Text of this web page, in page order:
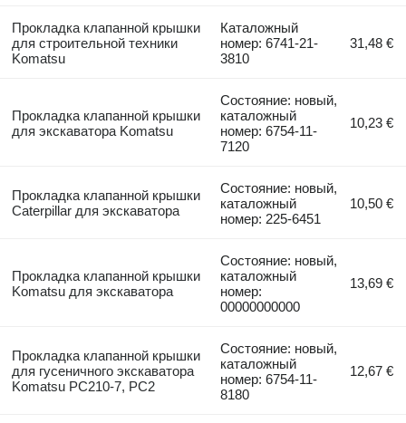
Прокладка клапанной крышки
для строительной техники
Komatsu
Каталожный
номер: 6741-21-
3810
31,48 €
Прокладка клапанной крышки
для экскаватора Komatsu
Состояние: новый,
каталожный
номер: 6754-11-
7120
10,23 €
Прокладка клапанной крышки
Caterpillar для экскаватора
Состояние: новый,
каталожный
номер: 225-6451
10,50 €
Прокладка клапанной крышки
Komatsu для экскаватора
Состояние: новый,
каталожный
номер:
00000000000
13,69 €
Прокладка клапанной крышки
для гусеничного экскаватора
Komatsu PC210-7, PC2
Состояние: новый,
каталожный
номер: 6754-11-
8180
12,67 €